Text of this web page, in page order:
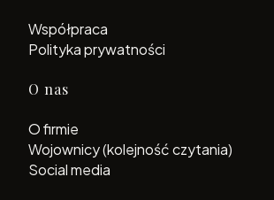
Współpraca
Polityka prywatności
O nas
O firmie
Wojownicy (kolejność czytania)
Social media